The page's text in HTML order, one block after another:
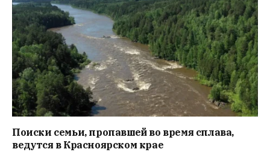
Поиски семьи, пропавшей во время сплава,
ведутся в Красноярском крае